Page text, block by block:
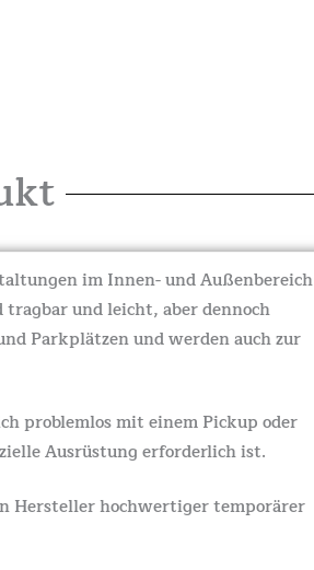
im Innen- und Außenbereich
und leicht, aber dennoch
Parkplätzen und werden auch zur
problemlos mit einem Pickup oder
Ausrüstung erforderlich ist.
Hersteller hochwertiger temporärer